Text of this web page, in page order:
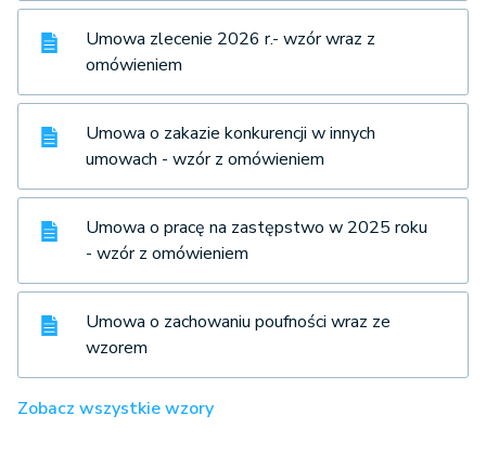
Umowa zlecenie 2026 r.- wzór wraz z
omówieniem
Umowa o zakazie konkurencji w innych
umowach - wzór z omówieniem
Umowa o pracę na zastępstwo w 2025 roku
- wzór z omówieniem
Umowa o zachowaniu poufności wraz ze
wzorem
Zobacz wszystkie wzory